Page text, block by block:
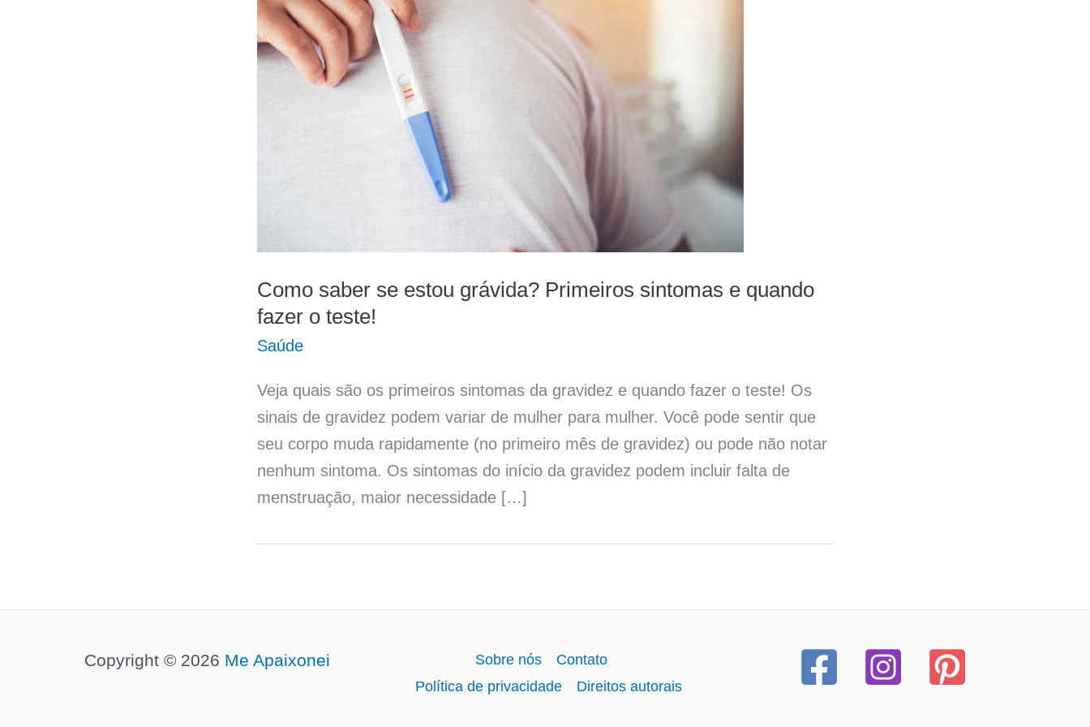
Como saber se estou grávida? Primeiros sintomas e quando
fazer o teste!
Saúde
Veja quais são os primeiros sintomas da gravidez e quando fazer o teste! Os
sinais de gravidez podem variar de mulher para mulher. Você pode sentir que
seu corpo muda rapidamente (no primeiro mês de gravidez) ou pode não notar
nenhum sintoma. Os sintomas do início da gravidez podem incluir falta de
menstruação, maior necessidade […]
Copyright © 2026 Me Apaixonei Sobre nós
Contato
Política de privacidade
Direitos autorais